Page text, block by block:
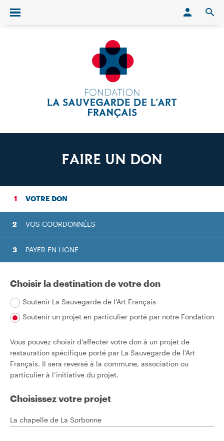
Ouvrir/fermer le menu
FAIRE UN DON
VOTRE DON
VOS COORDONNÉES
PAYER EN LIGNE
Choisir la destination de votre don
Soutenir La Sauvegarde de l'Art Français
Soutenir un projet en particulier porté par notre Fondation
Vous pouvez choisir d’affecter votre don à un projet de
restauration spécifique porté par La Sauvegarde de l’Art
Français. Il sera reversé à la commune, association ou
particulier à l’initiative du projet.
Choisissez votre projet